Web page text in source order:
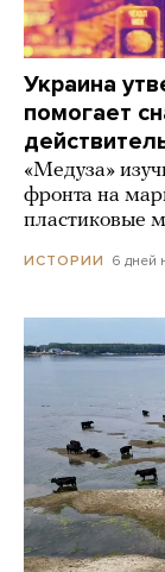
Украина
помогает
«Медуза»
фронта на
пластиковые
ИСТОРИИ 6 дней